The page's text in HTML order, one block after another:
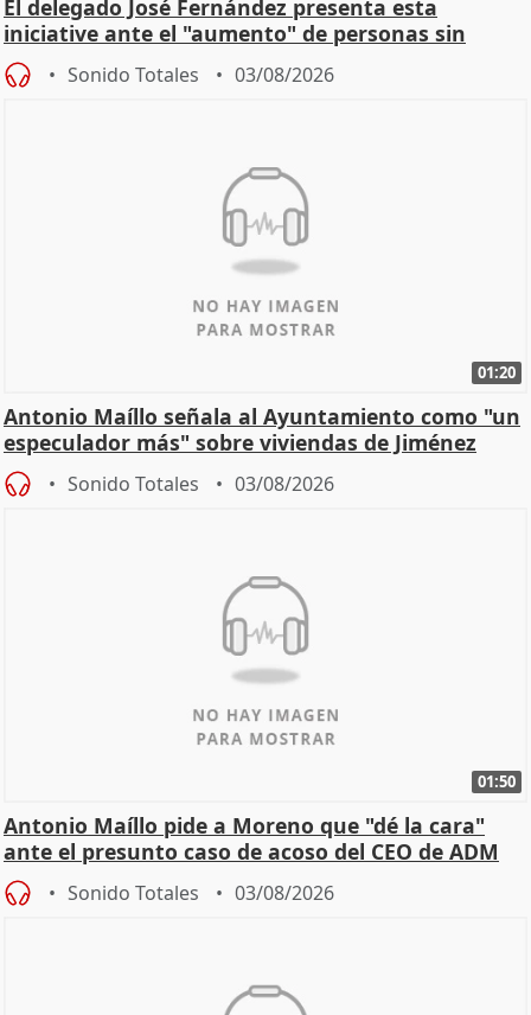
El delegado José Fernández presenta esta
iniciative ante el "aumento" de personas sin
hogar en Madri
Sonido Totales 03/08/2026
01:20
Antonio Maíllo señala al Ayuntamiento como "un
especulador más" sobre viviendas de Jiménez
Becerril
Sonido Totales 03/08/2026
01:50
Antonio Maíllo pide a Moreno que "dé la cara"
ante el presunto caso de acoso del CEO de ADM
Sonido Totales 03/08/2026